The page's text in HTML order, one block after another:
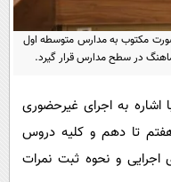
مکتوب به مدارس متوسطه اول
در سطح مدارس قرار گیرد.
به اجرای غیرحضوری
هفتم تا دهم و کلیه دروس
اجرایی و نحوه ثبت نمرات